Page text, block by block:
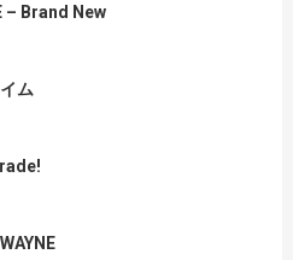
– Brand New
ム